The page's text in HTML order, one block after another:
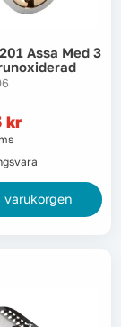
Assa Med 3
kr
varukorgen